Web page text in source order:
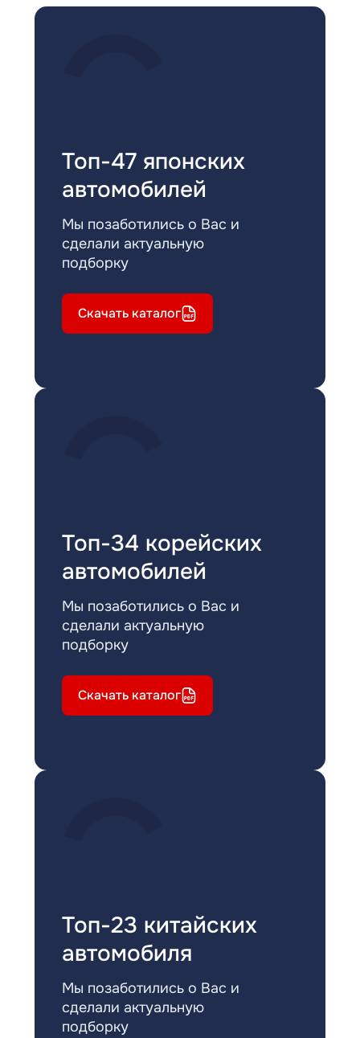
Топ-47 японских
автомобилей
Мы позаботились о Вас и
сделали актуальную
подборку
Скачать каталог
Топ-34 корейских
автомобилей
Мы позаботились о Вас и
сделали актуальную
подборку
Скачать каталог
Топ-23 китайских
автомобиля
Мы позаботились о Вас и
сделали актуальную
подборку